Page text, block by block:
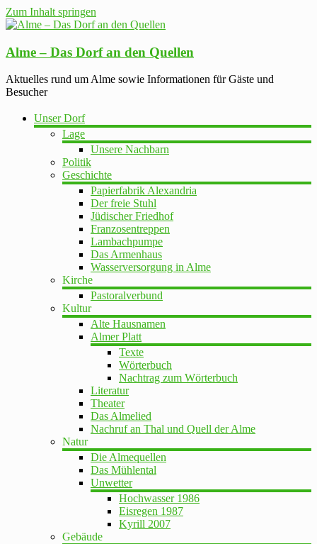
Zum Inhalt springen
Alme – Das Dorf an den Quellen
Aktuelles rund um Alme sowie Informationen für Gäste und
Besucher
Unser Dorf
Lage
Unsere Nachbarn
Politik
Geschichte
Papierfabrik Alexandria
Der freie Stuhl
Jüdischer Friedhof
Franzosentreppen
Lambachpumpe
Das Armenhaus
Wasserversorgung in Alme
Kirche
Pastoralverbund
Kultur
Alte Hausnamen
Almer Platt
Texte
Wörterbuch
Nachtrag zum Wörterbuch
Literatur
Theater
Das Almelied
Nachruf an Thal und Quell der Alme
Natur
Die Almequellen
Das Mühlental
Unwetter
Hochwasser 1986
Eisregen 1987
Kyrill 2007
Gebäude